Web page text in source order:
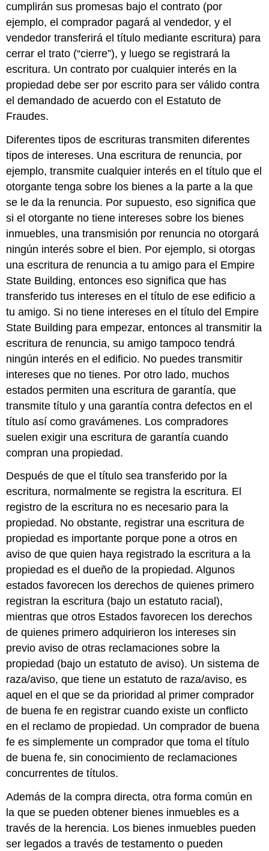
cumplirán sus promesas bajo el contrato (por
ejemplo, el comprador pagará al vendedor, y el
vendedor transferirá el título mediante escritura) para
cerrar el trato (“cierre”), y luego se registrará la
escritura. Un contrato por cualquier interés en la
propiedad debe ser por escrito para ser válido contra
el demandado de acuerdo con el Estatuto de
Fraudes.
Diferentes tipos de escrituras transmiten diferentes
tipos de intereses. Una escritura de renuncia, por
ejemplo, transmite cualquier interés en el título que el
otorgante tenga sobre los bienes a la parte a la que
se le da la renuncia. Por supuesto, eso significa que
si el otorgante no tiene intereses sobre los bienes
inmuebles, una transmisión por renuncia no otorgará
ningún interés sobre el bien. Por ejemplo, si otorgas
una escritura de renuncia a tu amigo para el Empire
State Building, entonces eso significa que has
transferido tus intereses en el título de ese edificio a
tu amigo. Si no tiene intereses en el título del Empire
State Building para empezar, entonces al transmitir la
escritura de renuncia, su amigo tampoco tendrá
ningún interés en el edificio. No puedes transmitir
intereses que no tienes. Por otro lado, muchos
estados permiten una escritura de garantía, que
transmite título y una garantía contra defectos en el
título así como gravámenes. Los compradores
suelen exigir una escritura de garantía cuando
compran una propiedad.
Después de que el título sea transferido por la
escritura, normalmente se registra la escritura. El
registro de la escritura no es necesario para la
propiedad. No obstante, registrar una escritura de
propiedad es importante porque pone a otros en
aviso de que quien haya registrado la escritura a la
propiedad es el dueño de la propiedad. Algunos
estados favorecen los derechos de quienes primero
registran la escritura (bajo un estatuto racial),
mientras que otros Estados favorecen los derechos
de quienes primero adquirieron los intereses sin
previo aviso de otras reclamaciones sobre la
propiedad (bajo un estatuto de aviso). Un sistema de
raza/aviso, que tiene un estatuto de raza/aviso, es
aquel en el que se da prioridad al primer comprador
de buena fe en registrar cuando existe un conflicto
en el reclamo de propiedad. Un comprador de buena
fe es simplemente un comprador que toma el título
de buena fe, sin conocimiento de reclamaciones
concurrentes de títulos.
Además de la compra directa, otra forma común en
la que se pueden obtener bienes inmuebles es a
través de la herencia. Los bienes inmuebles pueden
ser legados a través de testamento o pueden